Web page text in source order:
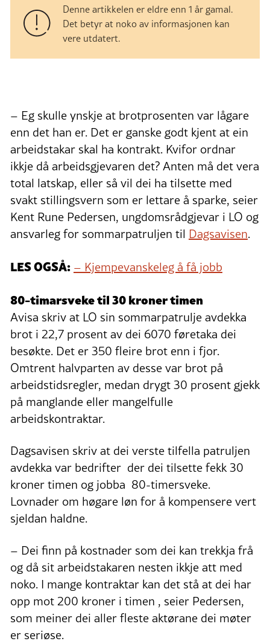
Denne artikkelen er eldre enn 1 år gamal.
Det betyr at noko av informasjonen kan
vere utdatert.
– Eg skulle ynskje at brotprosenten var lågare
enn det han er. Det er ganske godt kjent at ein
arbeidstakar skal ha kontrakt. Kvifor ordnar
ikkje då arbeidsgjevaren det? Anten må det vera
total latskap, eller så vil dei ha tilsette med
svakt stillingsvern som er lettare å sparke, seier
Kent Rune Pedersen, ungdomsrådgjevar i LO og
ansvarleg for sommarpatruljen til Dagsavisen.
LES OGSÅ: – Kjempevanskeleg å få jobb
80-timarsveke til 30 kroner timen
Avisa skriv at LO sin sommarpatrulje avdekka
brot i 22,7 prosent av dei 6070 føretaka dei
besøkte. Det er 350 fleire brot enn i fjor.
Omtrent halvparten av desse var brot på
arbeidstidsregler, medan drygt 30 prosent gjekk
på manglande eller mangelfulle
arbeidskontraktar.
Dagsavisen skriv at dei verste tilfella patruljen
avdekka var bedrifter der dei tilsette fekk 30
kroner timen og jobba 80-timersveke.
Lovnader om høgare løn for å kompensere vert
sjeldan haldne.
– Dei finn på kostnader som dei kan trekkja frå
og då sit arbeidstakaren nesten ikkje att med
noko. I mange kontraktar kan det stå at dei har
opp mot 200 kroner i timen , seier Pedersen,
som meiner dei aller fleste aktørane dei møter
er seriøse.